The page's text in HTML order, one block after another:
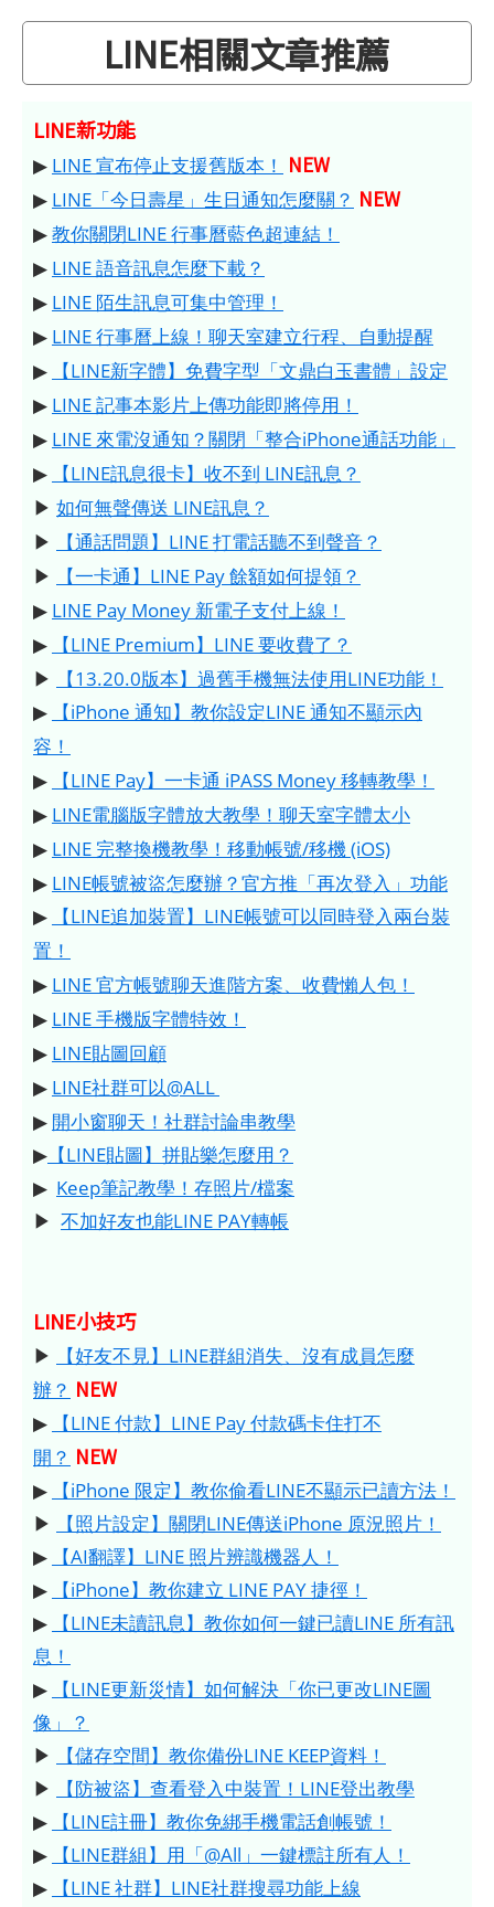
LINE相關文章推薦
LINE新功能
▶ LINE 宣布停止支援舊版本！ NEW
▶ LINE「今日壽星」生日通知怎麼關？ NEW
▶教你關閉LINE 行事曆藍色超連結！
▶ LINE 語音訊息怎麼下載？
▶ LINE 陌生訊息可集中管理！
▶ LINE 行事曆上線！聊天室建立行程、自動提醒
▶
【LINE新字體】免費字型「文鼎白玉書體」設定
▶ LINE 記事本影片上傳功能即將停用！
▶ LINE 來電沒通知？關閉「整合iPhone通話功能」
▶
【LINE訊息很卡】收不到 LINE訊息？
▶ 如何無聲傳送 LINE訊息？
▶
【通話問題】LINE 打電話聽不到聲音？
▶
【一卡通】LINE Pay 餘額如何提領？
▶ LINE Pay Money 新電子支付上線！
▶
【LINE Premium】LINE 要收費了？
▶
【13.20.0版本】過舊手機無法使用LINE功能！
▶
【iPhone 通知】教你設定LINE 通知不顯示內
容！
▶
【LINE Pay】一卡通 iPASS Money 移轉教學！
▶ LINE電腦版字體放大教學！聊天室字體太小
▶ LINE 完整換機教學！移動帳號/移機 (iOS)
▶ LINE帳號被盜怎麼辦？官方推「再次登入」功能
▶
【LINE追加裝置】LINE帳號可以同時登入兩台裝
置！
▶ LINE 官方帳號聊天進階方案、收費懶人包！
▶ LINE 手機版字體特效！
▶ LINE貼圖回顧
▶ LINE社群可以@ALL
▶ 開小窗聊天！社群討論串教學
▶ 【LINE貼圖】拼貼樂怎麼用？
▶ Keep筆記教學！存照片/檔案
▶ 不加好友也能LINE PAY轉帳
LINE小技巧
▶
【好友不見】LINE群組消失、沒有成員怎麼
辦？ NEW
▶
【LINE 付款】LINE Pay 付款碼卡住打不
開？ NEW
▶
【iPhone 限定】教你偷看LINE不顯示已讀方法！
▶
【照片設定】關閉LINE傳送iPhone 原況照片！
▶
【AI翻譯】LINE 照片辨識機器人！
▶
【iPhone】教你建立 LINE PAY 捷徑！
▶
【LINE未讀訊息】教你如何一鍵已讀LINE 所有訊
息！
▶
【LINE更新災情】如何解決「你已更改LINE圖
像」？
▶
【儲存空間】教你備份LINE KEEP資料！
▶
【防被盜】查看登入中裝置！LINE登出教學
▶
【LINE註冊】教你免綁手機電話創帳號！
▶
【LINE群組】用「@All」一鍵標註所有人！
▶
【LINE 社群】LINE社群搜尋功能上線